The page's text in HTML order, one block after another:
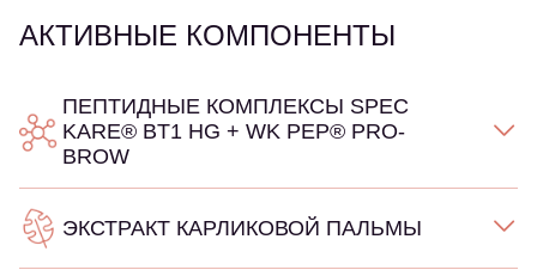
АКТИВНЫЕ КОМПОНЕНТЫ
ПЕПТИДНЫЕ КОМПЛЕКСЫ SPEC
KARE® BT1 HG + WK PEP® PRO-
BROW
ЭКСТРАКТ КАРЛИКОВОЙ ПАЛЬМЫ